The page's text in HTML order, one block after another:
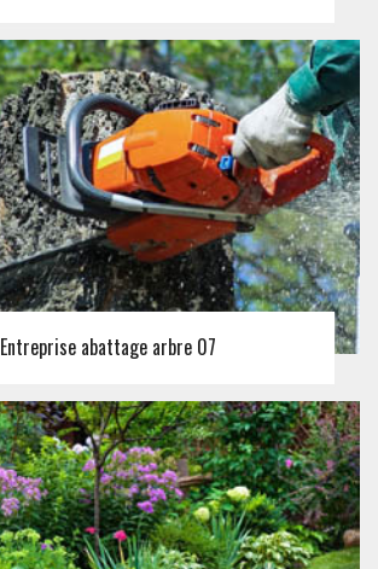
Entreprise abattage arbre 07